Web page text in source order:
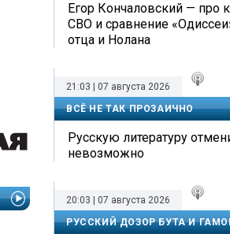
Егор Кончаловский — про
СВО и сравнение
отца и Нолана
21:03 | 07 августа 2026
ВСЁ НЕ ТАК ПРОЗАИЧНО
Русскую литературу
невозможно
20:03 | 07 августа 2026
РУССКИЙ ДОЗОР БУТА И